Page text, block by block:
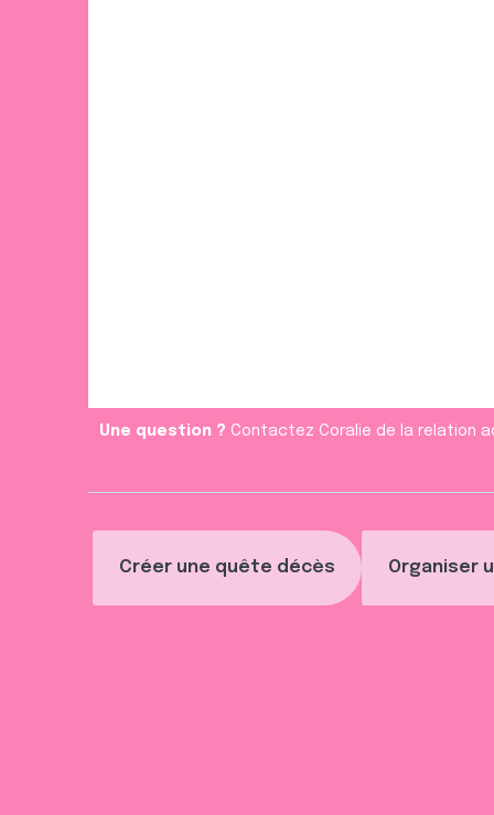
Créer une quête décès Organiser
Une question ? Contactez Coralie de la relation